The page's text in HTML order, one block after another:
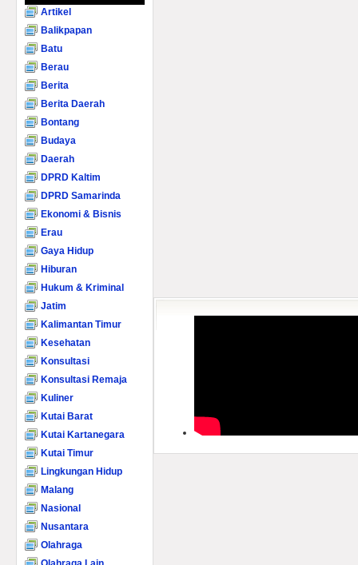
Artikel
Balikpapan
Batu
Berau
Berita
Berita Daerah
Bontang
Budaya
Daerah
DPRD Kaltim
DPRD Samarinda
Ekonomi & Bisnis
Erau
Gaya Hidup
Hiburan
Hukum & Kriminal
Jatim
Kalimantan Timur
Kesehatan
Konsultasi
Konsultasi Remaja
Kuliner
Kutai Barat
Kutai Kartanegara
Kutai Timur
Lingkungan Hidup
Malang
Nasional
Nusantara
Olahraga